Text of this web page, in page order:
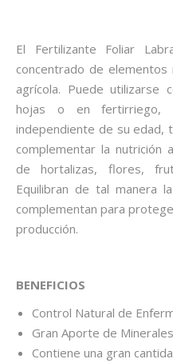
El Fertilizante Foliar
concentrado de
agrícola. Puede utilizarse
hojas o en fertirriego,
independiente de su edad,
complementar la nutrición
de hortalizas, flores,
Equilibran de tal manera
complementan para
producción.
BENEFICIOS
Control Natural de
Gran Aporte de
Contiene una gran